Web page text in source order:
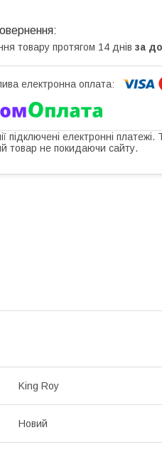
товару протягом 14 днів за
підключені електронні
товар не покидаючи сайту.
King Roy
Новий